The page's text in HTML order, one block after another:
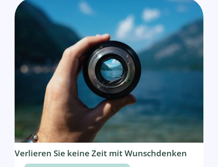
Verlieren Sie keine Zeit mit Wunschdenken